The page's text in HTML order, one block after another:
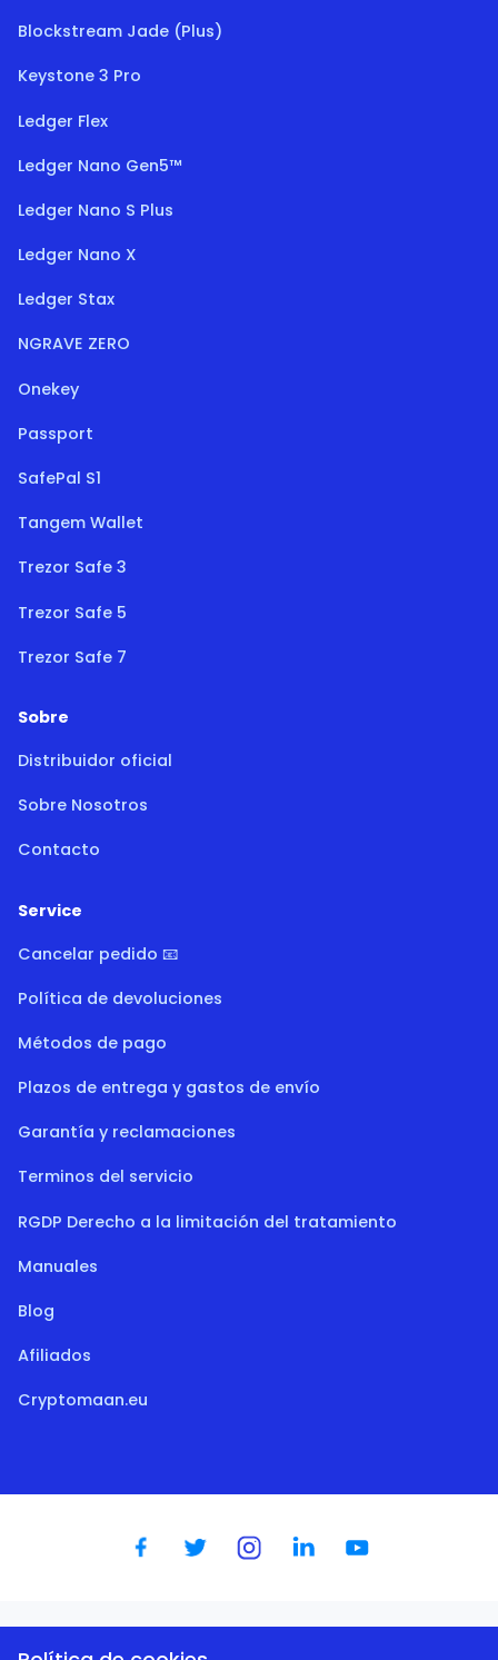
Blockstream Jade (Plus)
Keystone 3 Pro
Ledger Flex
Ledger Nano Gen5™
Ledger Nano S Plus
Ledger Nano X
Ledger Stax
NGRAVE ZERO
Onekey
Passport
SafePal S1
Tangem Wallet
Trezor Safe 3
Trezor Safe 5
Trezor Safe 7
Sobre
Distribuidor oficial
Sobre Nosotros
Contacto
Service
Cancelar pedido 📧
Política de devoluciones
Métodos de pago
Plazos de entrega y gastos de envío
Garantía y reclamaciones
Terminos del servicio
RGDP Derecho a la limitación del tratamiento
Manuales
Blog
Afiliados
Cryptomaan.eu